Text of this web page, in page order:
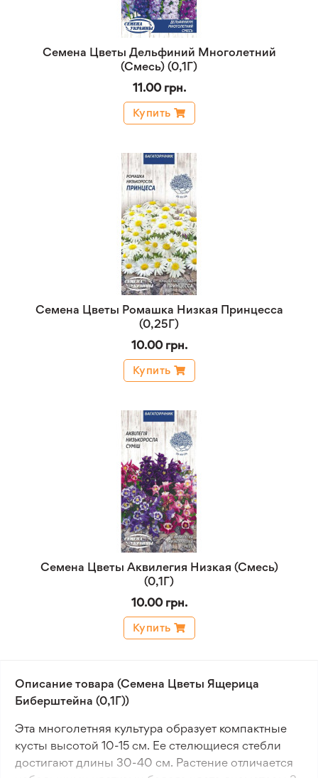
Семена Цветы Дельфиний Многолетний
(Смесь) (0,1Г)
11.00 грн.
Купить
Семена Цветы Ромашка Низкая Принцесса
(0,25Г)
10.00 грн.
Купить
Семена Цветы Аквилегия Низкая (Смесь)
(0,1Г)
10.00 грн.
Купить
Описание товара (Семена Цветы Ящерица
Биберштейна (0,1Г))
Эта многолетняя культура образует компактные
кусты высотой 10-15 см. Ее стелющиеся стебли
достигают длины 30-40 см. Растение отличается